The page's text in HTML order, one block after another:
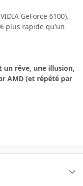
GeForce 6100).
plus rapide qu'un
un rêve, une illusion,
AMD (et répété par